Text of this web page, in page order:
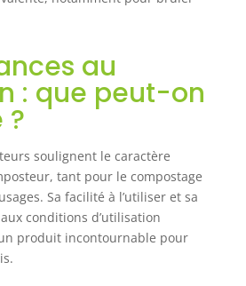
sol avec un
compost de
qualité Design
fonctionnel : Ce
composteur est
conçu pour être
facile à
assembler, ce qui
vous permet de le
au
: que peut-on
?
soulignent le caractère
tant pour le compostage
Sa facilité à l’utiliser et sa
conditions d’utilisation
produit incontournable pour